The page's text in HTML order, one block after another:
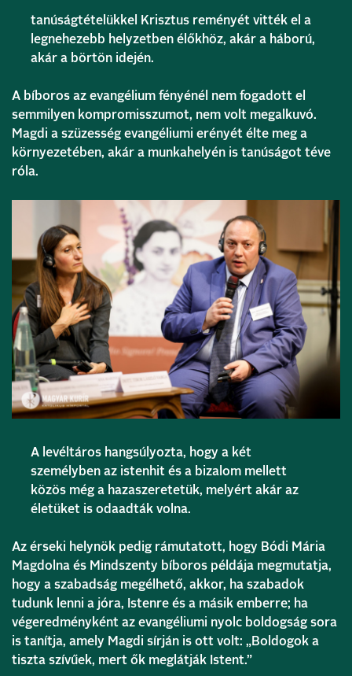
tanúságtételükkel Krisztus reményét vitték el a
legnehezebb helyzetben élőkhöz, akár a háború,
akár a börtön idején.
A bíboros az evangélium fényénél nem fogadott el
semmilyen kompromisszumot, nem volt megalkuvó.
Magdi a szüzesség evangéliumi erényét élte meg a
környezetében, akár a munkahelyén is tanúságot téve
róla.
A levéltáros hangsúlyozta, hogy a két
személyben az istenhit és a bizalom mellett
közös még a hazaszeretetük, melyért akár az
életüket is odaadták volna.
Az érseki helynök pedig rámutatott, hogy Bódi Mária
Magdolna és Mindszenty bíboros példája megmutatja,
hogy a szabadság megélhető, akkor, ha szabadok
tudunk lenni a jóra, Istenre és a másik emberre; ha
végeredményként az evangéliumi nyolc boldogság sora
is tanítja, amely Magdi sírján is ott volt: „Boldogok a
tiszta szívűek, mert ők meglátják Istent.”